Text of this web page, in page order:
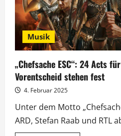
Musik
„Chefsache ESC“: 24 Acts
Vorentscheid stehen fest
4. Februar 2025
Unter dem Motto
ARD, Stefan Raab und RTL